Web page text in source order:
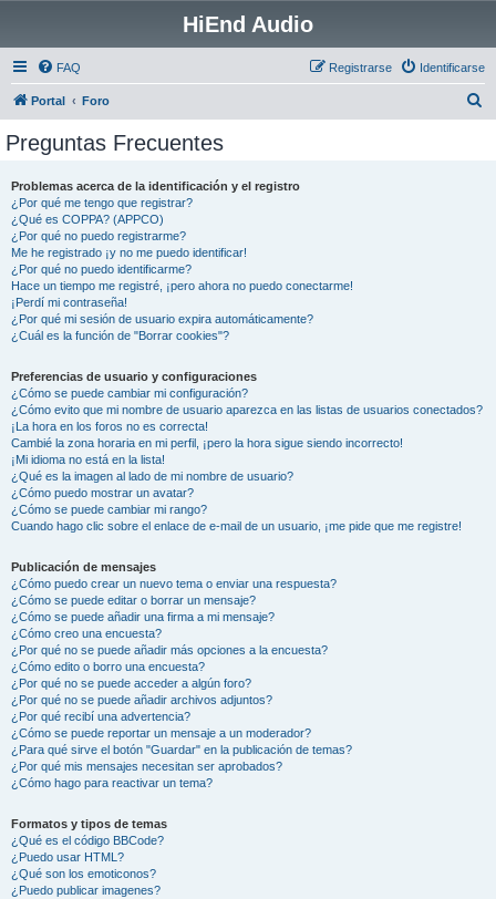
HiEnd Audio
FAQ Identificarse
Registrarse
Portal Foro
Preguntas Frecuentes
Problemas acerca de la identificación y el registro
¿Por qué me tengo que registrar?
¿Qué es COPPA? (APPCO)
¿Por qué no puedo registrarme?
Me he registrado ¡y no me puedo identificar!
¿Por qué no puedo identificarme?
Hace un tiempo me registré, ¡pero ahora no puedo conectarme!
¡Perdí mi contraseña!
¿Por qué mi sesión de usuario expira automáticamente?
¿Cuál es la función de "Borrar cookies"?
Preferencias de usuario y configuraciones
¿Cómo se puede cambiar mi configuración?
¿Cómo evito que mi nombre de usuario aparezca en las listas de usuarios conectados?
¡La hora en los foros no es correcta!
Cambié la zona horaria en mi perfil, ¡pero la hora sigue siendo incorrecto!
¡Mi idioma no está en la lista!
¿Qué es la imagen al lado de mi nombre de usuario?
¿Cómo puedo mostrar un avatar?
¿Cómo se puede cambiar mi rango?
Cuando hago clic sobre el enlace de e-mail de un usuario, ¡me pide que me registre!
Publicación de mensajes
¿Cómo puedo crear un nuevo tema o enviar una respuesta?
¿Cómo se puede editar o borrar un mensaje?
¿Cómo se puede añadir una firma a mi mensaje?
¿Cómo creo una encuesta?
¿Por qué no se puede añadir más opciones a la encuesta?
¿Cómo edito o borro una encuesta?
¿Por qué no se puede acceder a algún foro?
¿Por qué no se puede añadir archivos adjuntos?
¿Por qué recibí una advertencia?
¿Cómo se puede reportar un mensaje a un moderador?
¿Para qué sirve el botón "Guardar" en la publicación de temas?
¿Por qué mis mensajes necesitan ser aprobados?
¿Cómo hago para reactivar un tema?
Formatos y tipos de temas
¿Qué es el código BBCode?
¿Puedo usar HTML?
¿Qué son los emoticonos?
¿Puedo publicar imagenes?